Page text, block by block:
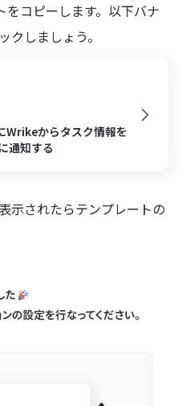
コピーします。以下バナ
クしましょう。
Wrikeからタスク情報を
通知する
示されたらテンプレートの